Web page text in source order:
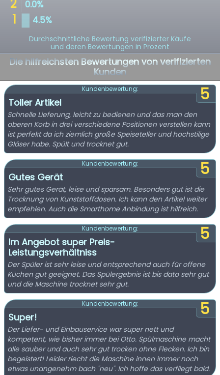
Durchschnittliche Bewertung verifizierter Käufe
und deren Bewertungen in Prozent
Die hilfreichsten Bewertungen von verifizierten
Kunden
5
Kundenbewertung:
Toller Artikel
Schnelle Lieferung, leicht zu bedienen und das man den
oberen Korb in drei verschiedene Positionen verstellen kann
ist perfekt da ich ziemlich große Speiseteller und hochstilige
Gläser habe. Spült und trocknet gut.
5
Kundenbewertung:
Gutes Gerät
Sehr gutes Gerät, leise und sparsam. Besonders gut ist die
Trocknung von Kunststoffdosen. Ich kann den Artikel weiter
empfehlen. Auch die Smarthome Anbindung ist hilfreich.
5
Kundenbewertung:
Im Angebot super Preis-
Leistungsverhältniss
Der Spüler ist sehr leise und entsprechend auch für offene
Küchen gut geeignet. Das Spülergebnis ist bis dato sehr gut
und die Maschine trocknet sehr gut.
5
Kundenbewertung:
Super!
Der Liefer- und Einbauservice war super nett und
kompetent, wie bisher immer bei Otto. Spülmaschine macht
alle sauber und auch sehr gut trocken ohne Flecken. Ich bin
begeistert! Leider riecht die Maschine innen immer noch
etwas unangenehm bach "neu". Ich hoffe das verfliegt bald.